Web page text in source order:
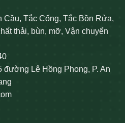
Cầu, Tắc Cống, Tắc Bồn Rửa,
thải, bùn, mỡ, Vận chuyển
đường Lê Hồng Phong, P. An